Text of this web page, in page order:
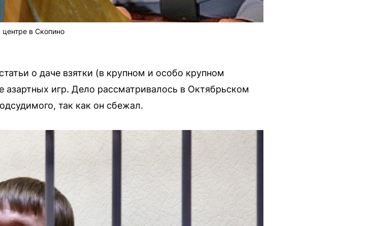
в Скопино
о даче взятки (в крупном и особо крупном
азартных игр. Дело рассматривалось в Октябрьском
так как он сбежал.